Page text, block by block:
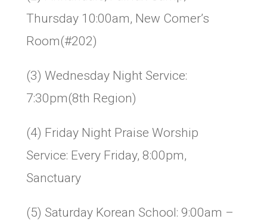
Thursday 10:00am, New Comer’s
Room(#202)
(3) Wednesday Night Service:
7:30pm(8th Region)
(4) Friday Night Praise Worship
Service: Every Friday, 8:00pm,
Sanctuary
(5) Saturday Korean School: 9:00am –